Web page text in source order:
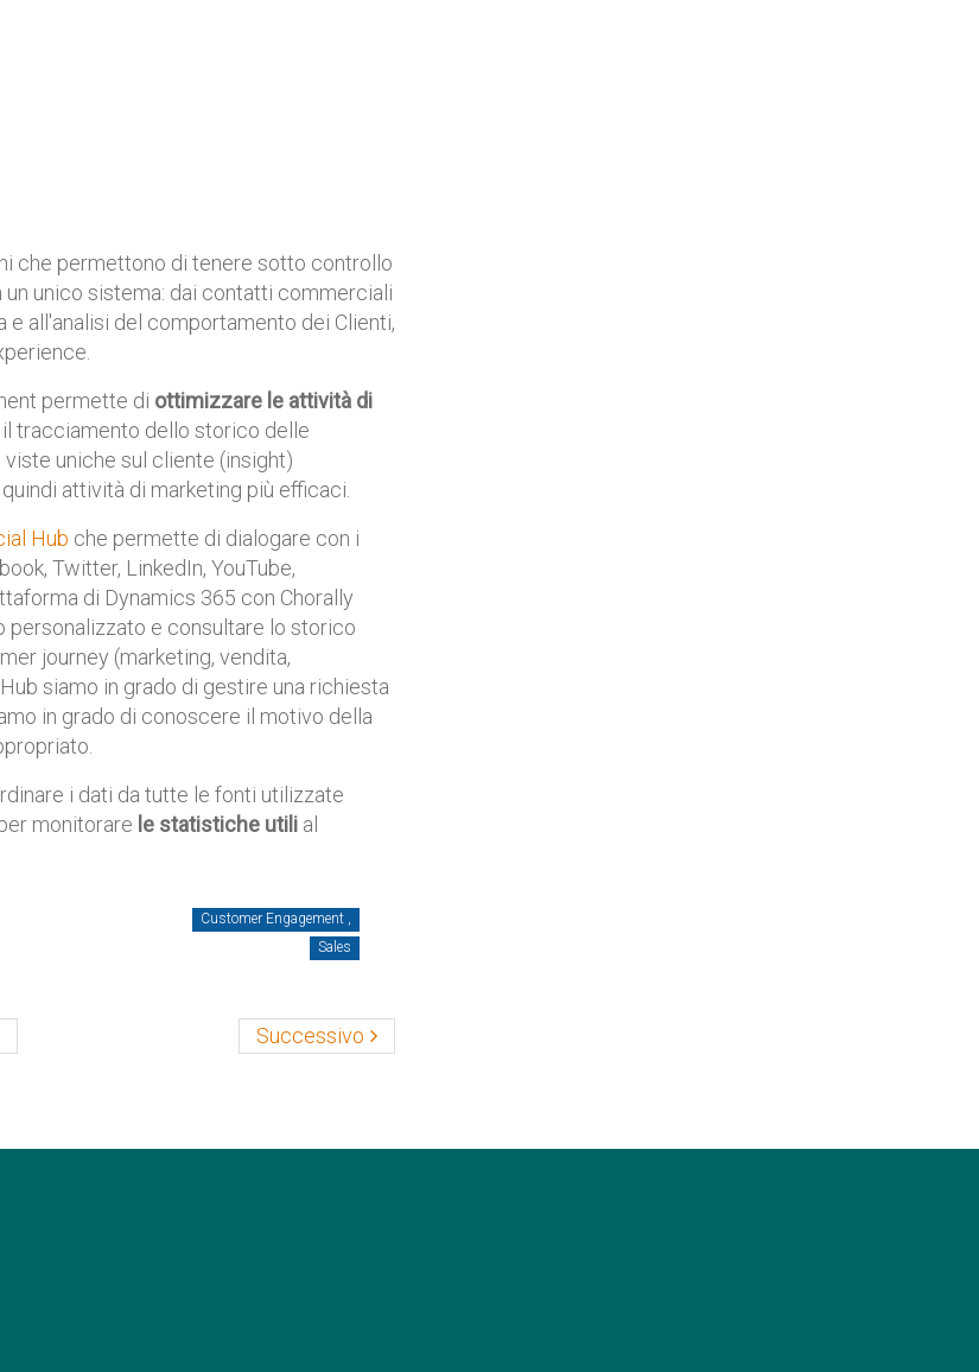
che permettono di tenere sotto controllo
unico sistema: dai contatti commerciali
all'analisi del comportamento dei Clienti,
permette di ottimizzare le attività di
tracciamento dello storico delle
uniche sul cliente (insight)
attività di marketing più efficaci.
Hub che permette di dialogare con i
Twitter, LinkedIn, YouTube,
di Dynamics 365 con Chorally
personalizzato e consultare lo storico
journey (marketing, vendita,
siamo in grado di gestire una richiesta
in grado di conoscere il motivo della
i dati da tutte le fonti utilizzate
monitorare le statistiche utili al
Customer Engagement ,
Sales
Successivo